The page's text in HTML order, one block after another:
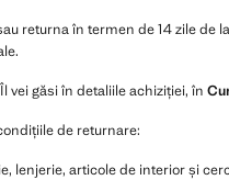
returna în termen de 14 zile de
vei găsi în detaliile achiziției, în
de returnare:
lenjerie, articole de interior și